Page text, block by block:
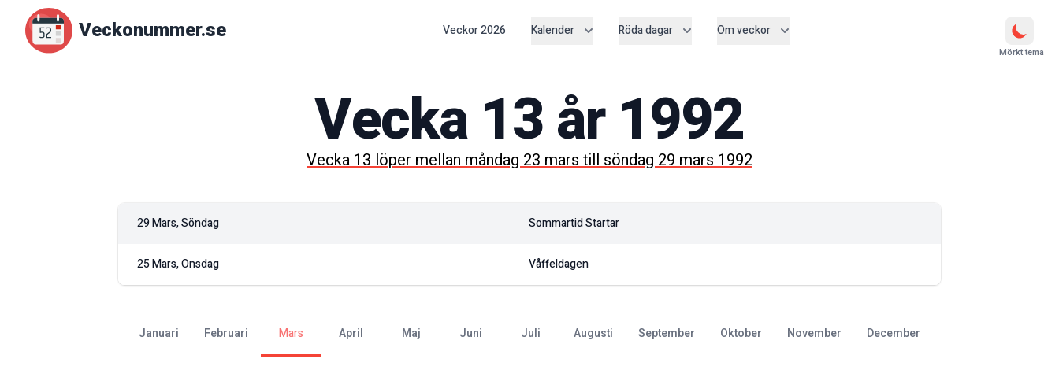
Veckonummer.se Veckor2026 Kalender Röda dagar Om veckor
Mörkt tema
Vecka 13år 1992
Vecka13löper mellanmåndag 23 marstillsöndag 29 mars 1992
29 Mars, Söndag Sommartid Startar
25 Mars, Onsdag Våffeldagen
januari februari mars april maj juni juli augusti september oktober november december